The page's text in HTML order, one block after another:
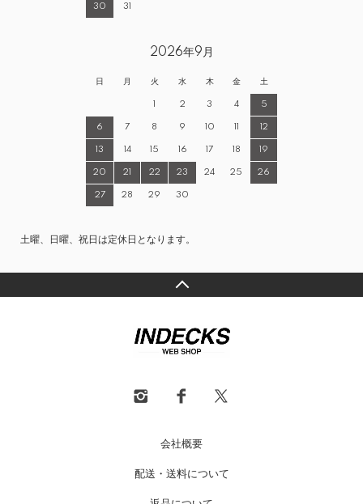
30 31
2026年9月
日 月 火 水 木 金 土
1 2 3 4 5
6 7 8 9 10 11 12
13 14 15 16 17 18 19
20 21 22 23 24 25 26
27 28 29 30
土曜、日曜、祝日は定休日となります。
会社概要
配送・送料について